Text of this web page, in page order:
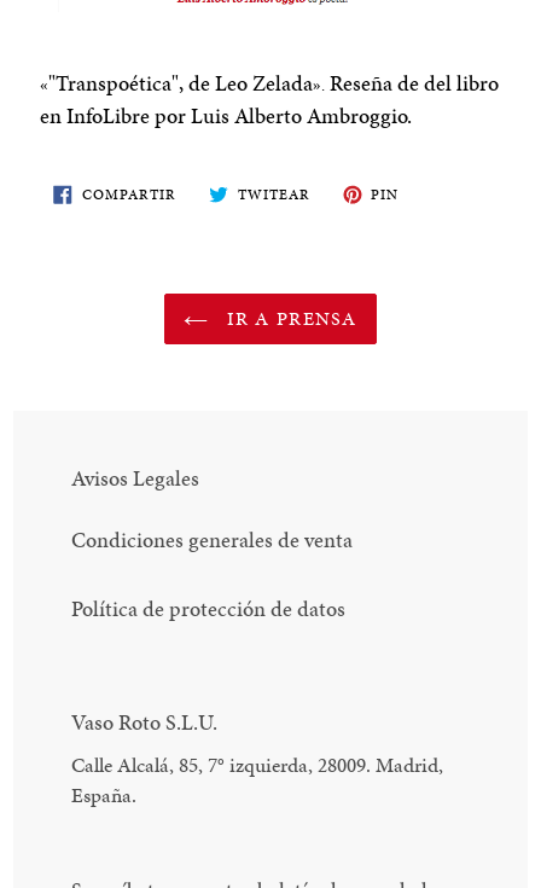
«"Transpoética", de Leo Zelada». Reseña de del libro
en InfoLibre por Luis Alberto Ambroggio.
COMPARTIR COMPARTE
EN
TWITEAR TWITEA
EN
PIN
IR A PRENSA
Avisos Legales
Condiciones generales de venta
Política de protección de datos
Vaso Roto S.L.U.
Calle Alcalá, 85, 7° izquierda, 28009. Madrid,
España.